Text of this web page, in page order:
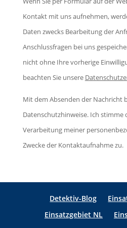
s
F
e
l
d
l
e
e
r
.
i
e
s
e
s
e
l
d
l
e
a
s
s
e
d
i
e
s
e
s
Kontakt mit uns aufnehmen,
Daten zwecks Bearbeitung der
Anschlussfragen bei uns
nicht ohne Ihre vorherige
beachten Sie unsere
Mit dem Absenden der Nachricht
Datenschutzhinweise. Ich stimme
Verarbeitung meiner
Zwecke der Kontaktaufnahme zu.
Detektiv-Blog
Einsatzgebiet NL